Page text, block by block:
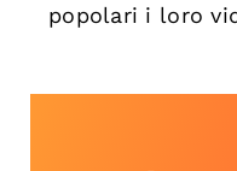
popolari i loro